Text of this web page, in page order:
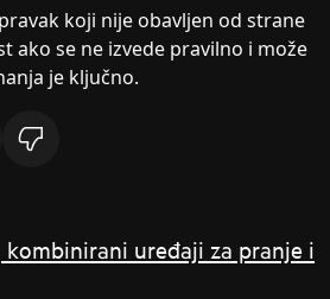
koji nije obavljen od strane
ako se ne izvede pravilno i može
je ključno.
uređaji za pranje i